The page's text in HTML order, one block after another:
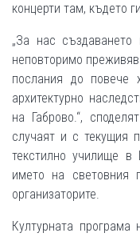
концерти там, където
„За нас
неповторимо
послания до повече
архитектурно
на Габрово.“,
случаят и с текущия
текстилно училище
името на световния
организаторите.
Културната